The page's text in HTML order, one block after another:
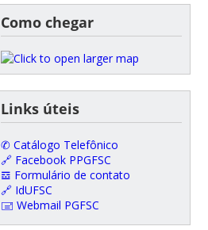
Como chegar
Links úteis
✆ Catálogo Telefônico
🔗 Facebook PPGFSC
𝌕 Formulário de contato
🔗 IdUFSC
🖃 Webmail PGFSC